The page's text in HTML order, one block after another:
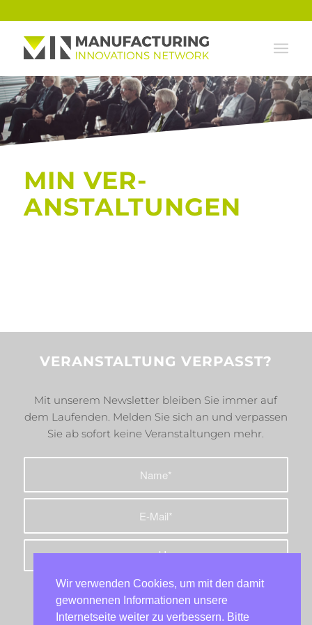
MIN VER­
ANSTALTUNGEN
VERANSTALTUNG VERPASST?
Mit unserem Newsletter bleiben Sie immer auf
dem Laufenden. Melden Sie sich an und verpassen
Sie ab sofort keine Veranstaltungen mehr.
Wir verwenden Cookies, um mit den damit
gewonnenen Informationen unsere
Internetseite weiter zu verbessern. Bitte